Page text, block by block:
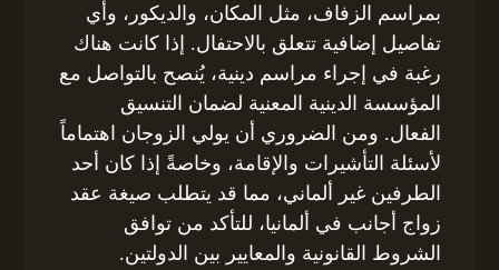
بمراسم الزفاف، مثل المكان، والديكور، وأي
تفاصيل إضافية تتعلق بالاحتفال. إذا كانت هناك
رغبة في إجراء مراسم دينية، يُنصح بالتواصل مع
المؤسسة الدينية المعنية لضمان التنسيق
الفعال. ومن الضروري أن يولي الزوجان اهتماماً
لأسئلة التأشيرات والإقامة، وخاصةً إذا كان أحد
الطرفين غير ألماني، مما قد يتطلب صيغة عقد
زواج أجانب في ألمانيا، للتأكد من توافق
الشروط القانونية والمعايير بين الدولتين.